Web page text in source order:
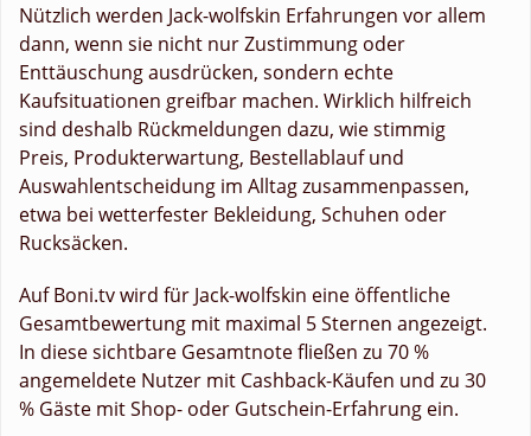
Nützlich werden Jack-wolfskin Erfahrungen vor allem
dann, wenn sie nicht nur Zustimmung oder
Enttäuschung ausdrücken, sondern echte
Kaufsituationen greifbar machen. Wirklich hilfreich
sind deshalb Rückmeldungen dazu, wie stimmig
Preis, Produkterwartung, Bestellablauf und
Auswahlentscheidung im Alltag zusammenpassen,
etwa bei wetterfester Bekleidung, Schuhen oder
Rucksäcken.
Auf Boni.tv wird für Jack-wolfskin eine öffentliche
Gesamtbewertung mit maximal 5 Sternen angezeigt.
In diese sichtbare Gesamtnote fließen zu 70 %
angemeldete Nutzer mit Cashback-Käufen und zu 30
% Gäste mit Shop- oder Gutschein-Erfahrung ein.